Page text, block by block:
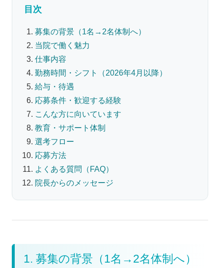
目次
募集の背景（1名→2名体制へ）
当院で働く魅力
仕事内容
勤務時間・シフト（2026年4月以降）
給与・待遇
応募条件・歓迎する経験
こんな方に向いています
教育・サポート体制
選考フロー
応募方法
よくある質問（FAQ）
院長からのメッセージ
1. 募集の背景（1名→2名体制へ）